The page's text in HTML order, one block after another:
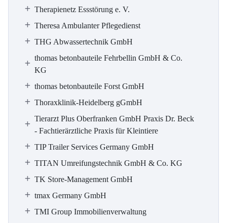
Therapienetz Essstörung e. V.
Theresa Ambulanter Pflegedienst
THG Abwassertechnik GmbH
thomas betonbauteile Fehrbellin GmbH & Co.
KG
thomas betonbauteile Forst GmbH
Thoraxklinik-Heidelberg gGmbH
Tierarzt Plus Oberfranken GmbH Praxis Dr. Beck
- Fachtierärztliche Praxis für Kleintiere
TIP Trailer Services Germany GmbH
TITAN Umreifungstechnik GmbH & Co. KG
TK Store-Management GmbH
tmax Germany GmbH
TMI Group Immobilienverwaltung